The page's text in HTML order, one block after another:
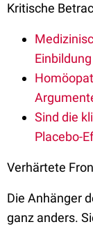
Kritische
Einbildung
Sind die
Placebo-
Verhärtete
Die Anhänger
ganz anders.